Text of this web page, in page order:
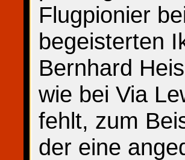
Flugpionier
begeisterten
Bernhard
wie bei Via
fehlt, zum
der eine